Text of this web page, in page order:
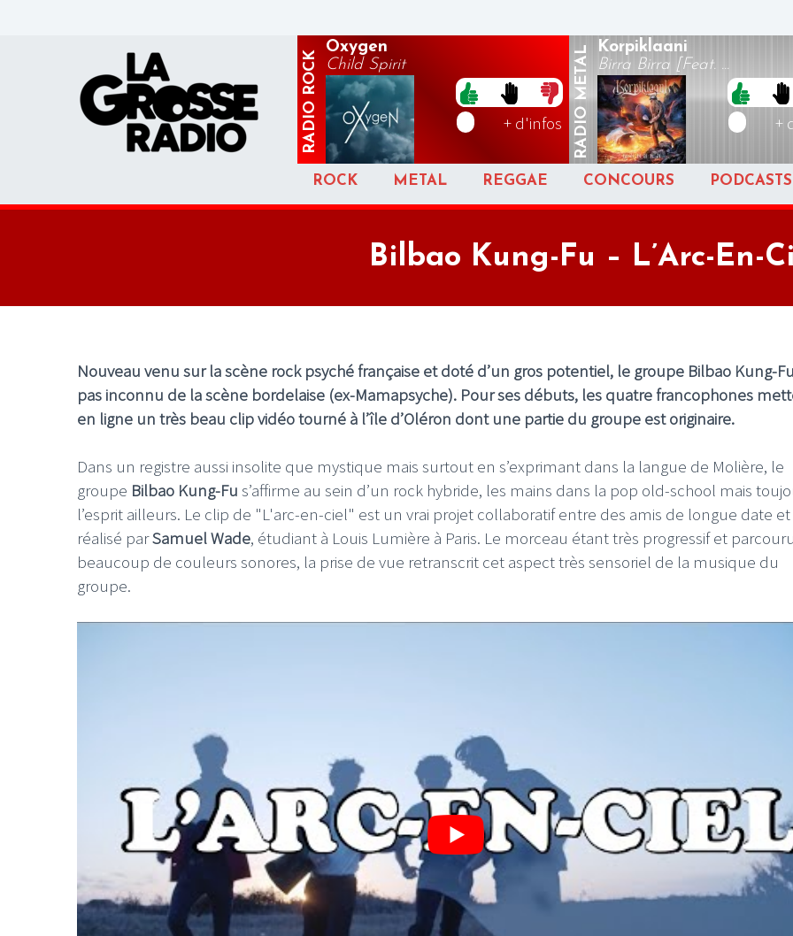
RADIO
ROCK
Oxygen
Child Spirit
+ d'infos RADIO
METAL Korpiklaani
Birra Birra [Feat. ...
+
ROCK METAL REGGAE CONCOURS PODCASTS
Bilbao Kung-Fu – L’Arc-En-
Nouveau venu sur la scène rock psyché française et doté d’un gros potentiel, le groupe Bilbao Kung-
pas inconnu de la scène bordelaise (ex-Mamapsyche). Pour ses débuts, les quatre francophones
en ligne un très beau clip vidéo tourné à l’île d’Oléron dont une partie du groupe est originaire.
Dans un registre aussi insolite que mystique mais surtout en s’exprimant dans la langue de Molière, le
groupe Bilbao Kung-Fu s’affirme au sein d’un rock hybride, les mains dans la pop old-school mais
l’esprit ailleurs. Le clip de "L'arc-en-ciel" est un vrai projet collaboratif entre des amis de longue date et
réalisé parSamuel Wade, étudiant à Louis Lumière à Paris. Le morceau étant très progressif et
beaucoup de couleurs sonores, la prise de vue retranscrit cet aspect très sensoriel de la musique du
groupe.